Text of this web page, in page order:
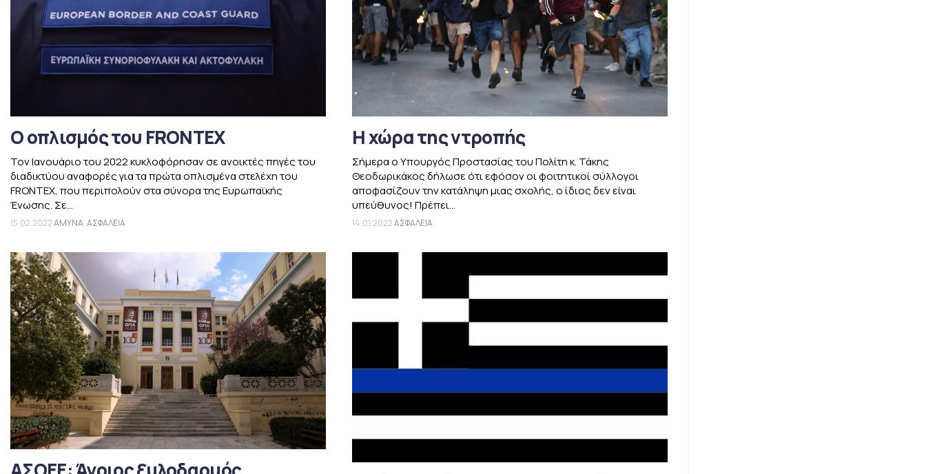
Ο οπλισμός του FRONTEX
Τον Ιανουάριο του 2022 κυκλοφόρησαν σε ανοικτές πηγές του
διαδικτύου αναφορές για τα πρώτα οπλισμένα στελέχη του
FRONTEX, που περιπολούν στα σύνορα της Ευρωπαϊκής
Ένωσης. Σε...
15.02.2022ΑΜΥΝΑ,ΑΣΦΑΛΕΙΑ
Η χώρα της ντροπής
Σήμερα ο Υπουργός Προστασίας του Πολίτη κ. Τάκης
Θεοδωρικάκος δήλωσε ότι εφόσον οι φοιτητικοί σύλλογοι
αποφασίζουν την κατάληψη μιας σχολής, ο ίδιος δεν είναι
υπεύθυνος! Πρέπει...
14.01.2022ΑΣΦΑΛΕΙΑ